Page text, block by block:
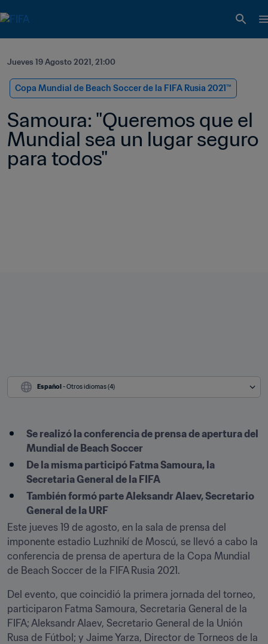
Jueves 19 Agosto 2021, 21:00
Copa Mundial de Beach Soccer de la FIFA Rusia 2021™
Samoura: "Queremos que el
Mundial sea un lugar seguro
para todos"
Español - Otros idiomas (4)
Se realizó la conferencia de prensa de apertura del
Mundial de Beach Soccer
De la misma participó Fatma Samoura, la
Secretaria General de la FIFA
También formó parte Aleksandr Alaev, Secretario
General de la URF
Este jueves 19 de agosto, en la sala de prensa del
imponente estadio Luzhnikí de Moscú, se llevó a cabo la
conferencia de prensa de apertura de la Copa Mundial
de Beach Soccer de la FIFA Rusia 2021.
Del evento, que coincidió la primera jornada del torneo,
participaron Fatma Samoura, Secretaria General de la
FIFA; Aleksandr Alaev, Secretario General de la Unión
Rusa de Fútbol; y Jaime Yarza, Director de Torneos de la